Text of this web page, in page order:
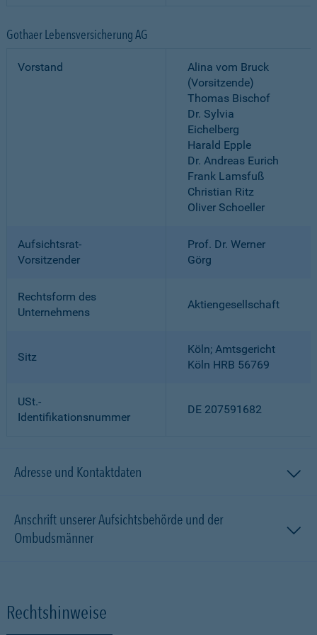
Gothaer Lebensversicherung AG
Vorstand
Alina vom Bruck
(Vorsitzende)
Thomas Bischof
Dr. Sylvia
Eichelberg
Harald Epple
Dr. Andreas Eurich
Frank Lamsfuß
Christian Ritz
Oliver Schoeller
Aufsichtsrat-
Vorsitzender
Prof. Dr. Werner
Görg
Rechtsform des
Unternehmens
Aktiengesellschaft
Sitz
Köln; Amtsgericht
Köln HRB 56769
USt.-
Identifikationsnummer
DE 207591682
Adresse und Kontaktdaten
Anschrift unserer Aufsichtsbehörde und der
Ombudsmänner
Rechtshinweise